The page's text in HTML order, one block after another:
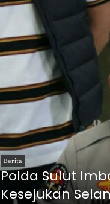
Berita
Polda Sulut
Kesejukan